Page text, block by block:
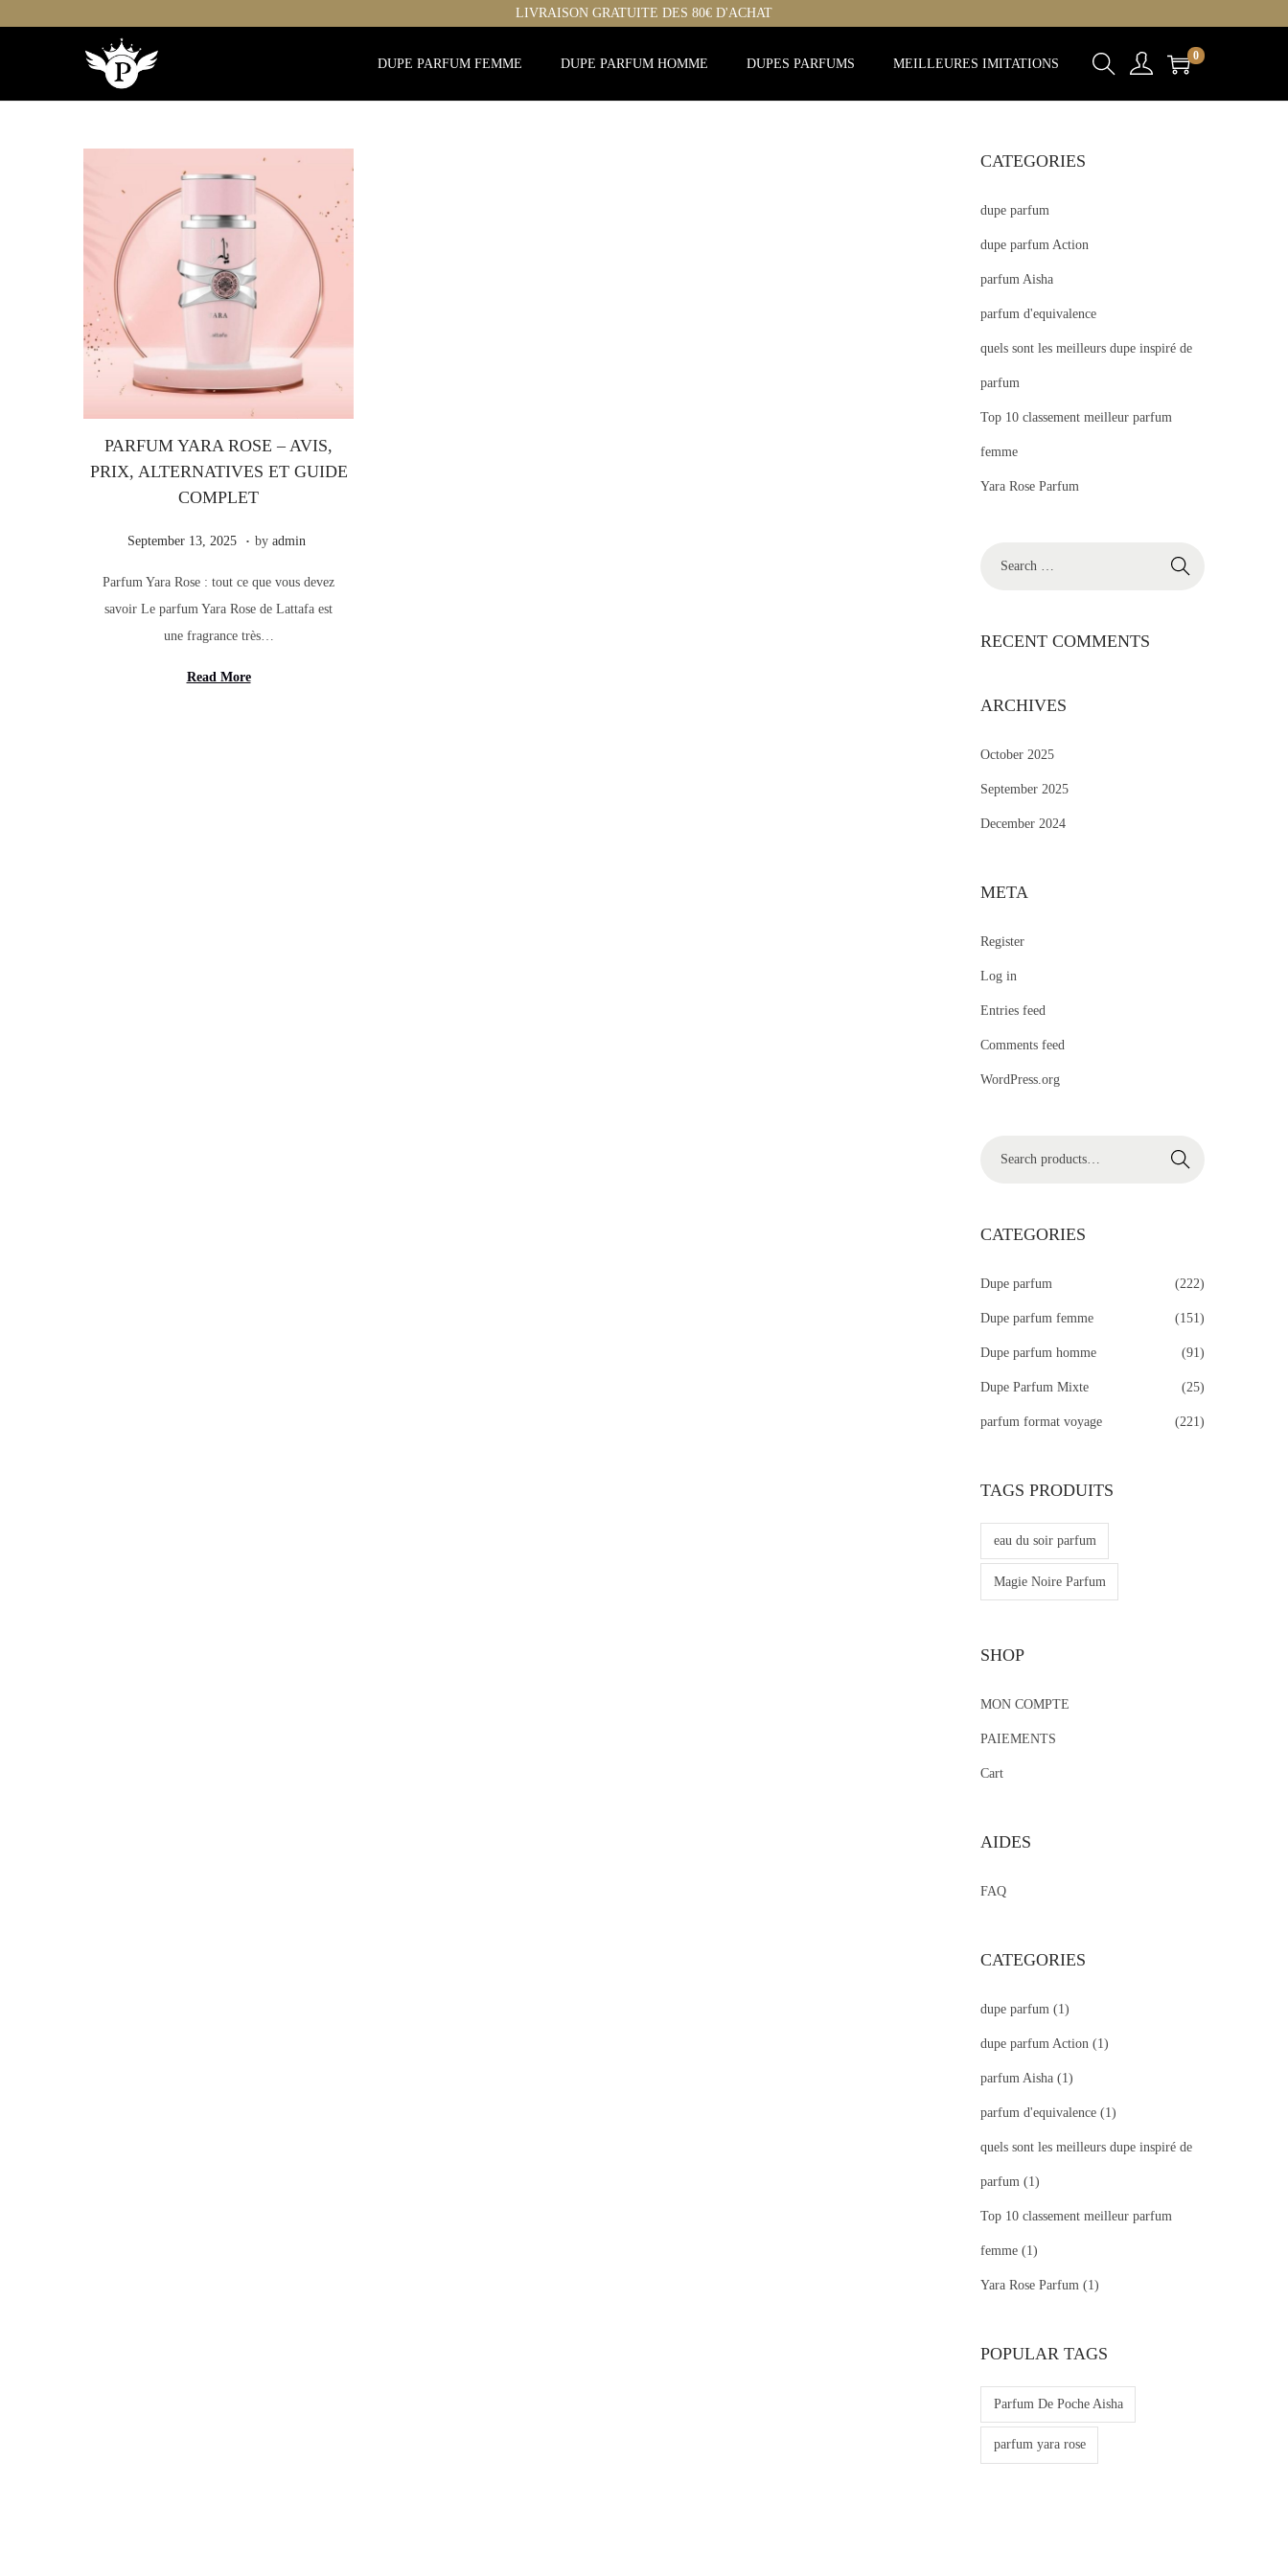
LIVRAISON GRATUITE DES 80€ D'ACHAT
DUPE PARFUM FEMME DUPE PARFUM HOMME DUPES PARFUMS MEILLEURES IMITATIONS
0
PARFUM YARA ROSE – AVIS,
PRIX, ALTERNATIVES ET GUIDE
COMPLET
Posted on
September 13, 2025
S
m
. by admin
Parfum Yara Rose : tout ce que vous devez
savoir Le parfum Yara Rose de Lattafa est
une fragrance très…
Read More
CATEGORIES
dupe parfum
dupe parfum Action
parfum Aisha
parfum d'equivalence
quels sont les meilleurs dupe inspiré de
parfum
Top 10 classement meilleur parfum
femme
Yara Rose Parfum
RECENT COMMENTS
ARCHIVES
October 2025
September 2025
December 2024
META
Register
Log in
Entries feed
Comments feed
WordPress.org
Search
CATEGORIES
Dupe parfum (222)
Dupe parfum femme (151)
Dupe parfum homme (91)
Dupe Parfum Mixte (25)
parfum format voyage (221)
TAGS PRODUITS
eau du soir parfum
Magie Noire Parfum
SHOP
MON COMPTE
PAIEMENTS
Cart
AIDES
FAQ
CATEGORIES
dupe parfum (1)
dupe parfum Action (1)
parfum Aisha (1)
parfum d'equivalence (1)
quels sont les meilleurs dupe inspiré de
parfum (1)
Top 10 classement meilleur parfum
femme (1)
Yara Rose Parfum (1)
POPULAR TAGS
Parfum De Poche Aisha
parfum yara rose